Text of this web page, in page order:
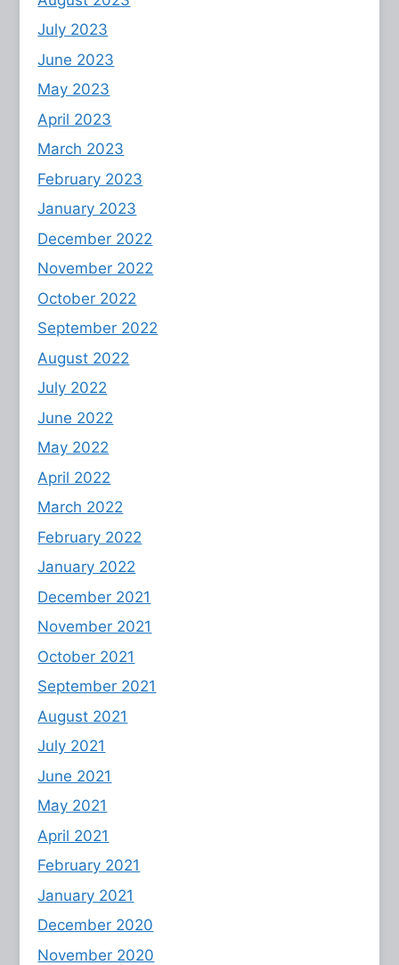
July 2023
June 2023
May 2023
April 2023
March 2023
February 2023
January 2023
December 2022
November 2022
October 2022
September 2022
August 2022
July 2022
June 2022
May 2022
April 2022
March 2022
February 2022
January 2022
December 2021
November 2021
October 2021
September 2021
August 2021
July 2021
June 2021
May 2021
April 2021
February 2021
January 2021
December 2020
November 2020